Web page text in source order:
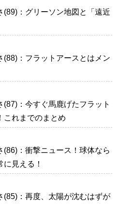
(89)：グリーソン地図と「遠近
(88)：フラットアースとはメン
：今すぐ馬鹿げたフラット
これまでのまとめ
(86)：衝撃ニュース！球体なら
見える！
(85)：再度、太陽が沈むはずが